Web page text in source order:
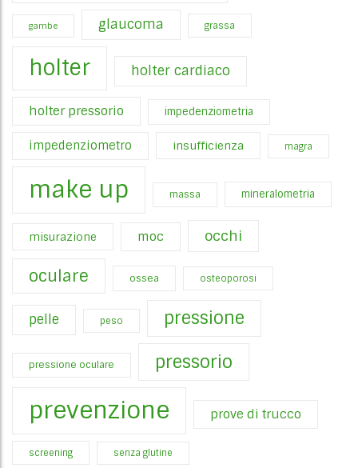
gambe glaucoma grassa
holter holter cardiaco
holter pressorio impedenziometria
impedenziometro insufficienza magra
make up massa mineralometria
misurazione moc occhi
oculare ossea osteoporosi
pelle peso pressione
pressione oculare pressorio
prevenzione prove di trucco
screening senza glutine